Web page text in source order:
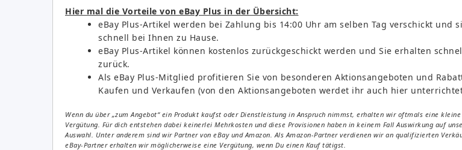
Hier mal die Vorteile von eBay Plus in der Übersicht:
eBay Plus-Artikel werden bei Zahlung bis 14:00 Uhr am selben Tag verschickt und
schnell bei Ihnen zu Hause.
eBay Plus-Artikel können kostenlos zurückgeschickt werden und Sie erhalten
zurück.
Als eBay Plus-Mitglied profitieren Sie von besonderen Aktionsangeboten und
Kaufen und Verkaufen (von den Aktionsangeboten werdet ihr auch hier
Wenn du über „zum Angebot“ ein Produkt kaufst oder Dienstleistung in Anspruch nimmst, erhalten wir oftmals eine
Vergütung. Für dich entstehen dabei keinerlei Mehrkosten und diese Provisionen haben in keinem Fall Auswirkung auf
Auswahl. Unter anderem sind wir Partner von eBay und Amazon. Als Amazon-Partner verdienen wir an qualifizierten
eBay-Partner erhalten wir möglicherweise eine Vergütung, wenn Du einen Kauf tätigst.